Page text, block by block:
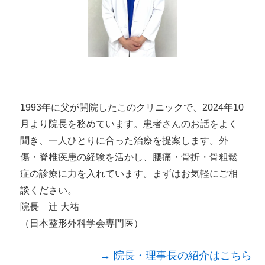
1993年に父が開院したこのクリニックで、2024年10
月より院長を務めています。患者さんのお話をよく
聞き、一人ひとりに合った治療を提案します。外
傷・脊椎疾患の経験を活かし、腰痛・骨折・骨粗鬆
症の診療に力を入れています。まずはお気軽にご相
談ください。
院長 辻 大祐
（日本整形外科学会専門医）
→ 院長・理事長の紹介はこちら